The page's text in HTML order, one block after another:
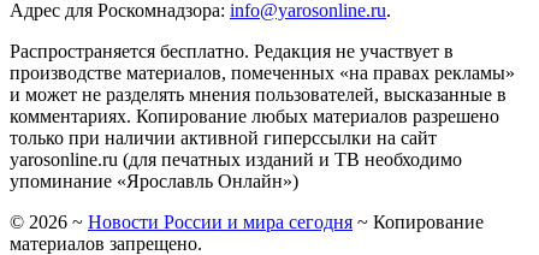
Адрес для Роскомнадзора: info@yarosonline.ru.
Распространяется бесплатно. Редакция не участвует в
производстве материалов, помеченных «на правах рекламы»
и может не разделять мнения пользователей, высказанные в
комментариях. Копирование любых материалов разрешено
только при наличии активной гиперссылки на сайт
yarosonline.ru (для печатных изданий и ТВ необходимо
упоминание «Ярославль Онлайн»)
© 2026 ~ Новости России и мира сегодня ~ Копирование
материалов запрещено.